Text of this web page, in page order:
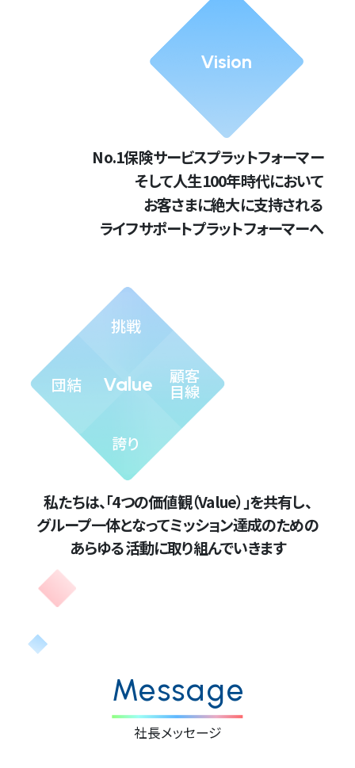
Vision
No.1保険サービスプラットフォーマー
そして人生100年時代において
お客さまに絶大に支持される
ライフサポートプラットフォーマーへ
Value
挑戦
顧客
目線
誇り
団結
私たちは、「4つの価値観（Value）」を共有し、
グループ一体となってミッション達成のための
あらゆる活動に取り組んでいきます
Message
社長メッセージ